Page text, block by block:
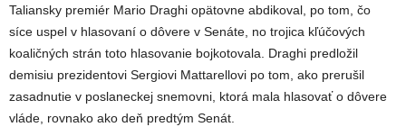
Taliansky premiér Mario Draghi opätovne abdikoval, po tom, čo
síce uspel v hlasovaní o dôvere v Senáte, no trojica kľúčových
koaličných strán toto hlasovanie bojkotovala. Draghi predložil
demisiu prezidentovi Sergiovi Mattarellovi po tom, ako prerušil
zasadnutie v poslaneckej snemovni, ktorá mala hlasovať o dôvere
vláde, rovnako ako deň predtým Senát.